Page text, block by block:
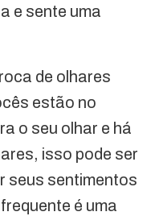
e sente uma
de olhares
estão no
o seu olhar e há
isso pode ser
seus sentimentos
é uma